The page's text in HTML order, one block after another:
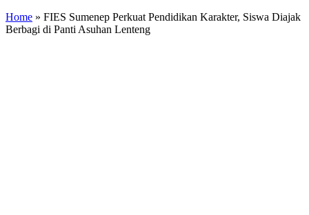
Home » FIES Sumenep Perkuat Pendidikan Karakter, Siswa Diajak
Berbagi di Panti Asuhan Lenteng